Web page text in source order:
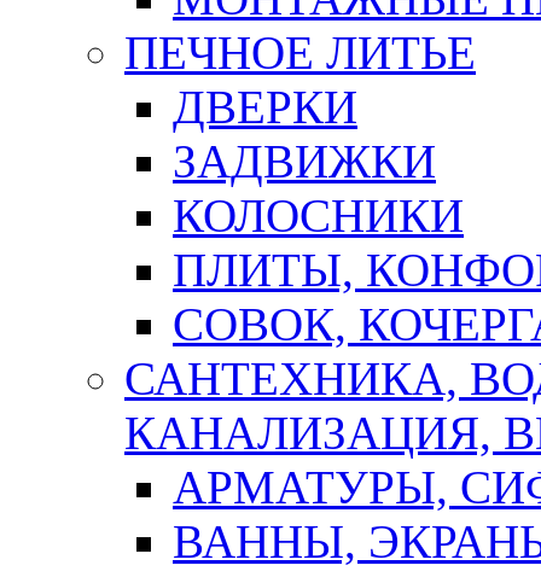
ПЕЧНОЕ ЛИТЬЕ
ДВЕРКИ
ЗАДВИЖКИ
КОЛОСНИКИ
ПЛИТЫ,
СОВОК,
САНТЕХНИКА,
КАНАЛИЗАЦИЯ,
АРМАТУРЫ,
ВАННЫ,